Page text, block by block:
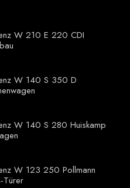
W 210 E 220 CDI
W 140 S 350 D
W 140 S 280 Huiskamp
W 123 250 Pollmann
Türer